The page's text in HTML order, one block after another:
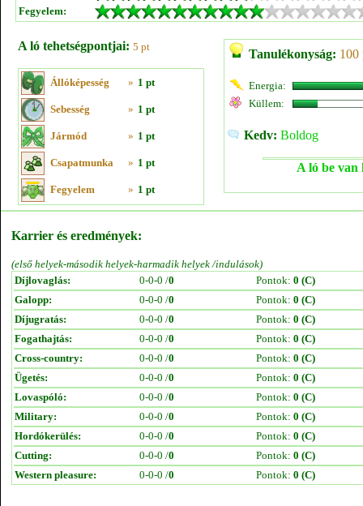
Fegyelem:
A ló tehetségpontjai: 5 pt
Állóképesség » 1 pt
Sebesség » 1 pt
Jármód » 1 pt
Csapatmunka » 1 pt
Fegyelem » 1 pt
Tanulékonyság: 100
Energia:
Küllem:
Kedv: Boldog
A ló be van
Karrier és eredmények:
(első helyek-második helyek-harmadik helyek /indulások)
Díjlovaglás:
0-0-0 /0 Pontok: 0 (C)
Galopp:
0-0-0 /0 Pontok: 0 (C)
Díjugratás:
0-0-0 /0 Pontok: 0 (C)
Fogathajtás:
0-0-0 /0 Pontok: 0 (C)
Cross-country:
0-0-0 /0 Pontok: 0 (C)
Ügetés:
0-0-0 /0 Pontok: 0 (C)
Lovaspóló:
0-0-0 /0 Pontok: 0 (C)
Military:
0-0-0 /0 Pontok: 0 (C)
Hordókerülés:
0-0-0 /0 Pontok: 0 (C)
Cutting:
0-0-0 /0 Pontok: 0 (C)
Western pleasure:
0-0-0 /0 Pontok: 0 (C)